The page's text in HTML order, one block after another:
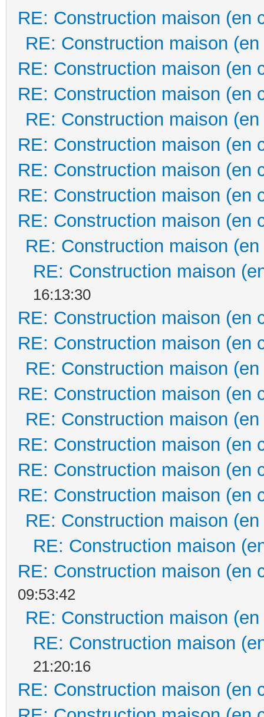
RE: Construction maison (en
RE: Construction maison
RE: Construction maison (en
RE: Construction maison (en
RE: Construction maison
RE: Construction maison (en
RE: Construction maison (en
RE: Construction maison (en
RE: Construction maison (en
RE: Construction maison
RE: Construction maison
16:13:30
RE: Construction maison (en
RE: Construction maison (en
RE: Construction maison
RE: Construction maison (en
RE: Construction maison
RE: Construction maison (en
RE: Construction maison (en
RE: Construction maison (en
RE: Construction maison
RE: Construction maison
RE: Construction maison (en
09:53:42
RE: Construction maison
RE: Construction maison
21:20:16
RE: Construction maison (en